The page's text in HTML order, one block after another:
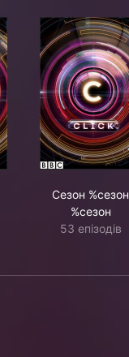
Сезон %сезон
%сезон
53 епізодів